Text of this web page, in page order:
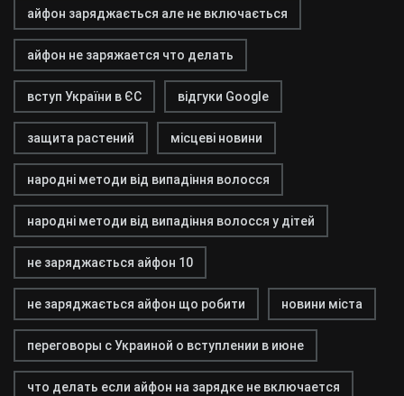
айфон заряджається але не включається
айфон не заряжается что делать
вступ України в ЄС відгуки Google
защита растений місцеві новини
народні методи від випадіння волосся
народні методи від випадіння волосся у дітей
не заряджається айфон 10
не заряджається айфон що робити новини міста
переговоры с Украиной о вступлении в июне
что делать если айфон на зарядке не включается